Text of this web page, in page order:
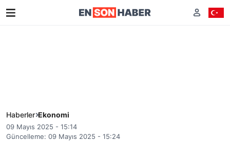
Haberler Ekonomi
09 Mayıs 2025 - 15:14
Güncelleme: 09 Mayıs 2025 - 15:24